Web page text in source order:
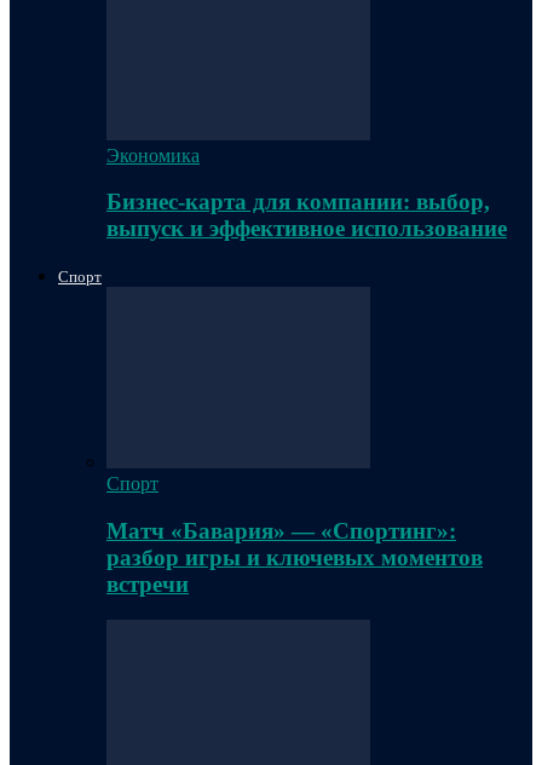
Экономика
Бизнес-карта для компании: выбор,
выпуск и эффективное использование
Спорт
Спорт
Матч «Бавария» — «Спортинг»:
разбор игры и ключевых моментов
встречи